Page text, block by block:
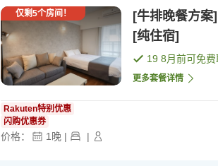
仅剩5个房间！
[牛排晚餐方案
[纯住宿]
19 8月前可免费
更多套餐详情
Rakuten特别优惠
闪购优惠券
价格： 1晚 | |